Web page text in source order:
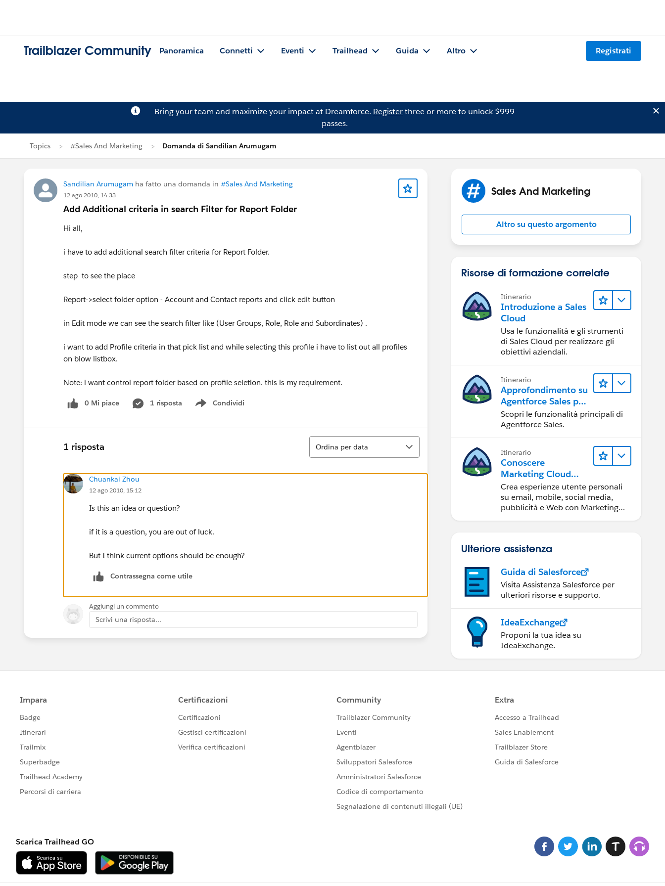
Trailblazer Community Panoramica Connetti Eventi Trailhead Guida Altro Registrati
Bring your team and maximize your impact at Dreamforce. Registerthree or more to unlock $999
passes.
Topics #Sales And Marketing Domanda di Sandilian Arumugam
Sandilian Arumugam ha fatto una domanda in #Sales And Marketing
12 ago 2010, 14:33
Add Additional criteria in search Filter for Report Folder
Hi all,
i have to add additional search filter criteria for Report Folder.
step to see the place
Report->select folder option - Account and Contact reports and click edit button
in Edit mode we can see the search filter like (User Groups, Role, Role and Subordinates) .
i want to add Profile criteria in that pick list and while selecting this profile i have to list out all profiles
on blow listbox.
Note: i want control report folder based on profile seletion. this is my requirement.
0 Mi piace 1 risposta Condividi
Show menu
1 risposta
Ordina
Ordina per data
Chuankai Zhou
12 ago 2010, 15:12
Is this an idea or question?
if it is a question, you are out of luck.
But I think current options should be enough?
Contrassegna come utile
Aggiungi un commento
Scrivi una risposta...
Sales And Marketing
Altro su questo argomento
Risorse di formazione correlate
Itinerario
Introduzione a Sales
Cloud
Usa le funzionalità e gli strumenti
di Sales Cloud per realizzare gli
obiettivi aziendali.
Itinerario
Approfondimento su
Agentforce Sales per
gli amministratori
Scopri le funzionalità principali di
Agentforce Sales.
Itinerario
Conoscere
Marketing Cloud
Engagement
Crea esperienze utente personali
su email, mobile, social media,
pubblicità e Web con Marketing
Ulteriore assistenza
Guida di Salesforce
Visita Assistenza Salesforce per
ulteriori risorse e supporto.
IdeaExchange
Proponi la tua idea su
IdeaExchange.